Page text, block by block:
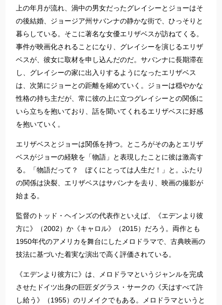
上の年月が流れ、渦中の男女だったグレイシーとジョーはそ
の後結婚、ジョージア州サバンナの静かな街で、ひっそりと
暮らしている。そこに著名な女優エリザベスが訪ねてくる。
事件が映画化されることになり、グレイシーを演じるエリザ
ベスが、彼女に取材を申し込んだのだ。サバンナに長期滞在
し、グレイシーの家に出入りするようになったエリザベス
は、次第にジョーとの距離を縮めていく。ジョーは穏やかな
性格の持ち主だが、常に彼の上に立つグレイシーとの関係に
いら立ちを抱いており、話を聞いてくれるエリザベスに好感
を抱いていく。
エリザベスとジョーは関係を持つ。ところがそのあとエリザ
ベスがジョーの経験を「物語」と表現したことに彼は激高す
る。「物語だって？ ぼくにとっては人生だ！」と。ふたり
の関係は決裂、エリザベスはサバンナを去り、映画の撮影が
始まる。
監督のトッド・ヘインズの代表作といえば、《エデンより彼
方に》（2002）か《キャロル》（2015）だろう。両作とも
1950年代のアメリカを舞台にしたメロドラマで、古典映画の
技法に基づいた着実な演出で高く評価されている。
《エデンより彼方に》は、メロドラマというジャンルを完成
させたドイツ出身の巨匠ダグラス・サークの《天はすべて許
し給う》（1955）のリメイクでもある。メロドラマというと